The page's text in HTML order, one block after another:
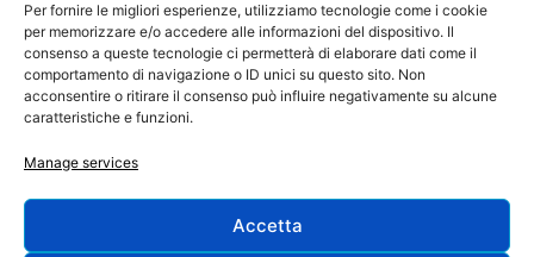
Per fornire le migliori esperienze, utilizziamo tecnologie come i cookie
per memorizzare e/o accedere alle informazioni del dispositivo. Il
consenso a queste tecnologie ci permetterà di elaborare dati come il
comportamento di navigazione o ID unici su questo sito. Non
acconsentire o ritirare il consenso può influire negativamente su alcune
caratteristiche e funzioni.
Manage services
Accetta
P.Iva 00566630323
Progetto e sviluppo: